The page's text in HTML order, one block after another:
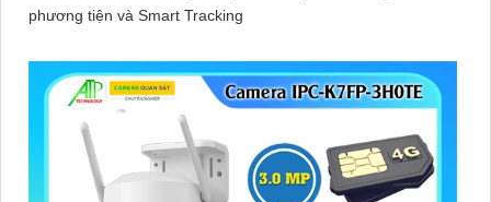
phương tiện và Smart Tracking